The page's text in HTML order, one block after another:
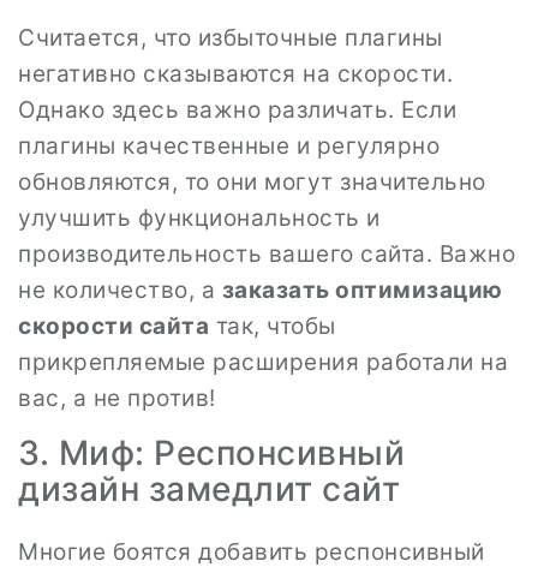
Считается, что избыточные плагины
негативно сказываются на скорости.
Однако здесь важно различать. Если
плагины качественные и регулярно
обновляются, то они могут значительно
улучшить функциональность и
производительность вашего сайта. Важно
не количество, а заказать оптимизацию
скорости сайта так, чтобы
прикрепляемые расширения работали на
вас, а не против!
3. Миф: Респонсивный
дизайн замедлит сайт
Многие боятся добавить респонсивный